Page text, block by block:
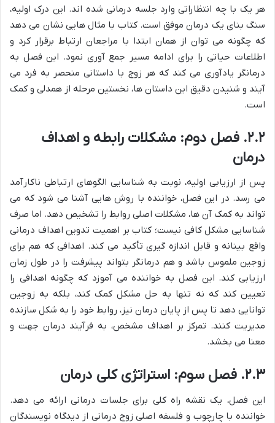
هر یک با چه انتظاراتی وارد جلسه درمانی شده اند. این درک اولیه،
سنگ بنای یک درمان موفق است. کتاب با مثال هایی نشان می دهد
که چگونه می توان از همان ابتدا با مراجعان ارتباط برقرار کرد و
اطلاعات حیاتی را برای ادامه مسیر جمع آوری نمود. این فصل به
درمانگر یادآوری می کند که هر زوج با داستانی منحصر به فرد می
آیند و شنیدن دقیق این داستان ها، نخستین مرحله از همدلی و کمک
است.
۲.۲. فصل دوم: مشکلات رابطه و اهداف
درمان
پس از ارزیابی اولیه، نوبت به شناسایی الگوهای ارتباطی ناکارآمد
می رسد. در این فصل، خواننده با روش هایی آشنا می شود که می
تواند به کمک آن ها، مشکلات اصلی روابط را تشخیص دهد. اما صرف
شناسایی مشکل کافی نیست؛ کتاب بر اهمیت تدوین اهداف درمانی
واقع بینانه و قابل اندازه گیری تأکید می کند. اهدافی که هم برای
زوجین ملموس باشد و هم درمانگر بتواند پیشرفت را در طول زمان
ارزیابی کند. این فصل به خواننده می آموزد که چگونه اهدافی را
تعیین کند که نه تنها به حل مشکل کمک کند، بلکه به زوجین
توانایی دهد تا پس از پایان درمان نیز، روابط خود را به شکل سازنده
مدیریت کنند. تمرکز بر اهداف مشخص، به فرآیند درمان جهت و
معنا می بخشد.
۲.۳. فصل سوم: استراتژی کلی درمان
این فصل، یک نقشه راه کلی برای جلسات درمانی ارائه می دهد.
خواننده با چارچوب و فلسفه اصلی زوج درمانی از دیدگاه نویسندگان